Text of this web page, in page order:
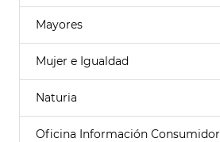
Mayores
Mujer e Igualdad
Naturia
Oficina Información Consumidor